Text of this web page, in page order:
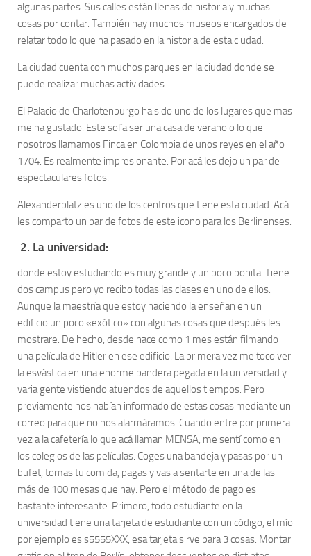
algunas partes. Sus calles están llenas de historia y muchas
cosas por contar. También hay muchos museos encargados de
relatar todo lo que ha pasado en la historia de esta ciudad.
La ciudad cuenta con muchos parques en la ciudad donde se
puede realizar muchas actividades.
El Palacio de Charlotenburgo ha sido uno de los lugares que mas
me ha gustado. Este solía ser una casa de verano o lo que
nosotros llamamos Finca en Colombia de unos reyes en el año
1704. Es realmente impresionante. Por acá les dejo un par de
espectaculares fotos.
Alexanderplatz es uno de los centros que tiene esta ciudad. Acá
les comparto un par de fotos de este icono para los Berlinenses.
2. La universidad:
donde estoy estudiando es muy grande y un poco bonita. Tiene
dos campus pero yo recibo todas las clases en uno de ellos.
Aunque la maestría que estoy haciendo la enseñan en un
edificio un poco «exótico» con algunas cosas que después les
mostrare. De hecho, desde hace como 1 mes están filmando
una película de Hitler en ese edificio. La primera vez me toco ver
la esvástica en una enorme bandera pegada en la universidad y
varia gente vistiendo atuendos de aquellos tiempos. Pero
previamente nos habían informado de estas cosas mediante un
correo para que no nos alarmáramos. Cuando entre por primera
vez a la cafetería lo que acá llaman MENSA, me sentí como en
los colegios de las películas. Coges una bandeja y pasas por un
bufet, tomas tu comida, pagas y vas a sentarte en una de las
más de 100 mesas que hay. Pero el método de pago es
bastante interesante. Primero, todo estudiante en la
universidad tiene una tarjeta de estudiante con un código, el mío
por ejemplo es s5555XXX, esa tarjeta sirve para 3 cosas: Montar